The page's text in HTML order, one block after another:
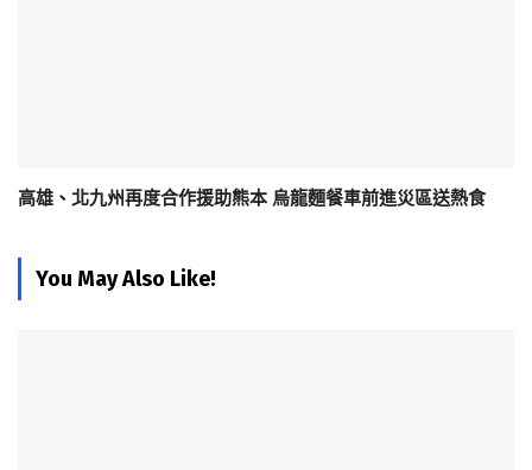
高雄、北九州再度合作援助熊本 烏龍麵餐車前進災區送熱食
You May Also Like!